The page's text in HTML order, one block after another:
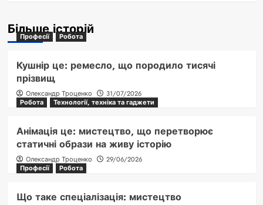
Більше історій
Професії Робота
Кушнір це: ремесло, що породило тисячі
прізвищ
Олександр Троценко
31/07/2026
Робота
Технології, техніка та гаджети
Анімація це: мистецтво, що перетворює
статичні образи на живу історію
Олександр Троценко
29/06/2026
Професії
Робота
Що таке спеціалізація: мистецтво